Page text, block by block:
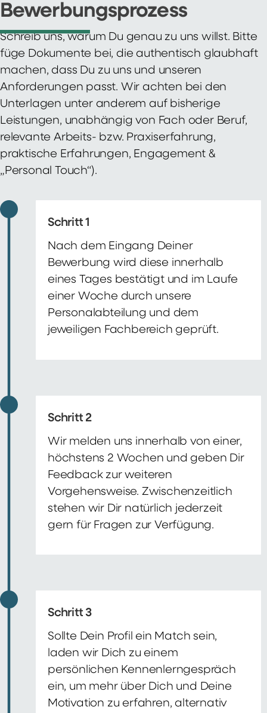
Bewerbungsprozess
Schreib uns, warum Du genau zu uns willst. Bitte
füge Dokumente bei, die authentisch glaubhaft
machen, dass Du zu uns und unseren
Anforderungen passt. Wir achten bei den
Unterlagen unter anderem auf bisherige
Leistungen, unabhängig von Fach oder Beruf,
relevante Arbeits- bzw. Praxiserfahrung,
praktische Erfahrungen, Engagement &
„Personal Touch“).
Schritt 1
Nach dem Eingang Deiner
Bewerbung wird diese innerhalb
eines Tages bestätigt und im Laufe
einer Woche durch unsere
Personalabteilung und dem
jeweiligen Fachbereich geprüft.
Schritt 2
Wir melden uns innerhalb von einer,
höchstens 2 Wochen und geben Dir
Feedback zur weiteren
Vorgehensweise. Zwischenzeitlich
stehen wir Dir natürlich jederzeit
gern für Fragen zur Verfügung.
Schritt 3
Sollte Dein Profil ein Match sein,
laden wir Dich zu einem
persönlichen Kennenlerngespräch
ein, um mehr über Dich und Deine
Motivation zu erfahren, alternativ